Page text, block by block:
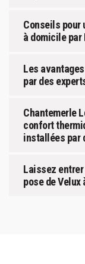
Conseils pour
à domicile par
Les
par des
Chantemerle
confort
installées par
Laissez
pose de Velux